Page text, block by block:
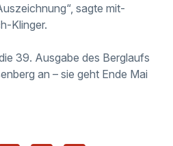
sagte mit-
Klinger.
39. Ausgabe des Berglaufs
an – sie geht Ende Mai